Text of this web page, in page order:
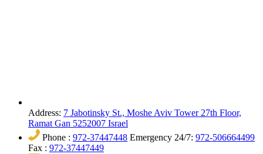
Address: 7 Jabotinsky St., Moshe Aviv Tower 27th Floor,
Ramat Gan 5252007 Israel
Phone : 972-37447448 Emergency 24/7: 972-506664499
Fax : 972-37447449